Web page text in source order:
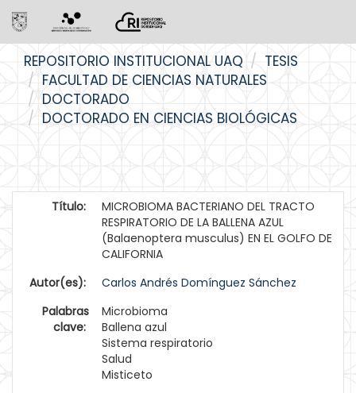
navigation
REPOSITORIO INSTITUCIONAL UAQ
TESIS
FACULTAD DE CIENCIAS NATURALES
DOCTORADO
DOCTORADO EN CIENCIAS BIOLÓGICAS
Título:
MICROBIOMA BACTERIANO DEL TRACTO
RESPIRATORIO DE LA BALLENA AZUL
(Balaenoptera musculus) EN EL GOLFO DE
CALIFORNIA
Autor(es):
Carlos Andrés Domínguez Sánchez
Palabras
clave:
Microbioma
Ballena azul
Sistema respiratorio
Salud
Misticeto